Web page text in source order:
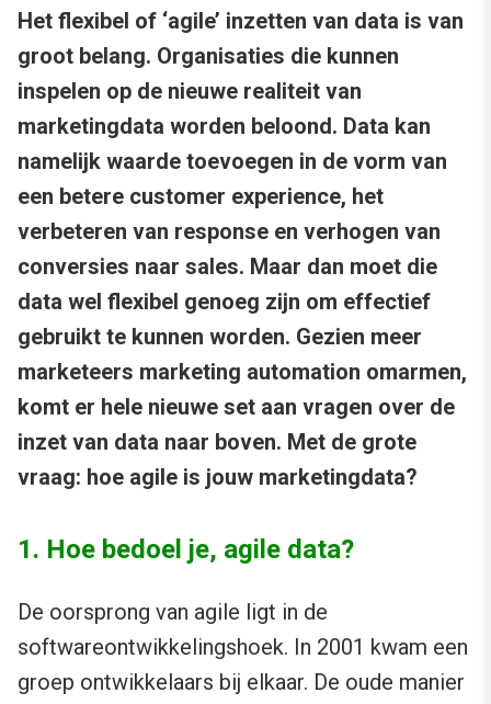
Het flexibel of ‘agile’ inzetten van data is van
groot belang. Organisaties die kunnen
inspelen op de nieuwe realiteit van
marketingdata worden beloond. Data kan
namelijk waarde toevoegen in de vorm van
een betere customer experience, het
verbeteren van response en verhogen van
conversies naar sales. Maar dan moet die
data wel flexibel genoeg zijn om effectief
gebruikt te kunnen worden. Gezien meer
marketeers marketing automation omarmen,
komt er hele nieuwe set aan vragen over de
inzet van data naar boven. Met de grote
vraag: hoe agile is jouw marketingdata?
1. Hoe bedoel je, agile data?
De oorsprong van agile ligt in de
softwareontwikkelingshoek. In 2001 kwam een
groep ontwikkelaars bij elkaar. De oude manier